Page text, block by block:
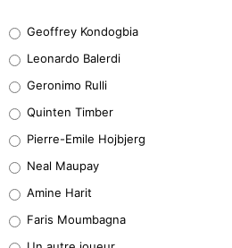
38%
32%
5%
1%
Geoffrey Kondogbia
Leonardo Balerdi
Geronimo Rulli
Quinten Timber
Pierre-Emile Hojbjerg
Neal Maupay
Amine Harit
Faris Moumbagna